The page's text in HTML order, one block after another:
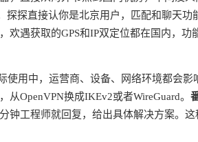
探探直接认你是北京用户，匹配和聊天
遇获取的GPS和IP双定位都在国内，功
使用中，运营商、设备、网络环境都会
OpenVPN换成IKEv2或者WireGuard。
钟工程师就回复，给出具体解决方案。